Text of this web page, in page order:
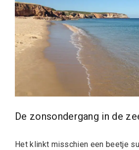
De zonsondergang in de
Het klinkt misschien een beetje